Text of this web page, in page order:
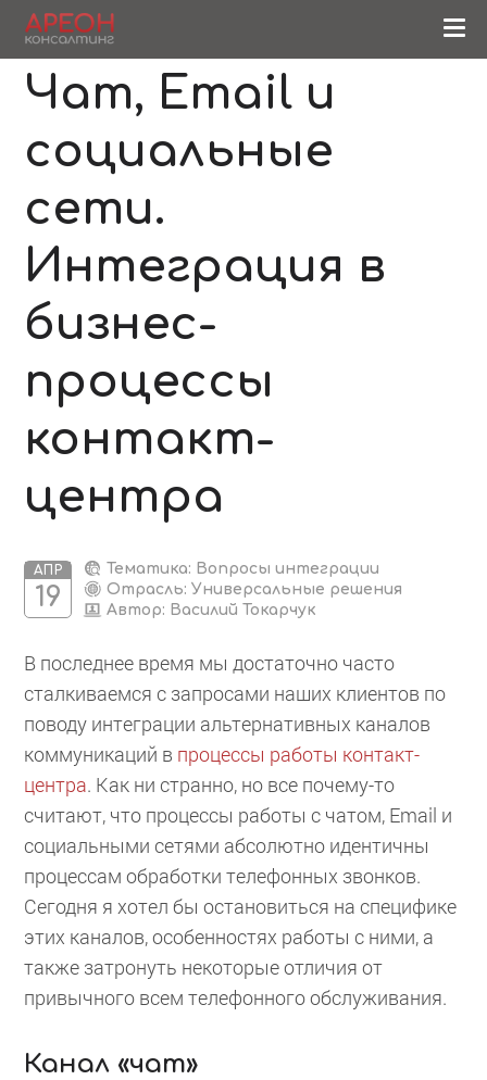
Чат, Email и
социальные
сети.
Интеграция в
бизнес-
процессы
контакт-
центра
АПР
19
Тематика: Вопросы интеграции
Отрасль: Универсальные решения
Автор: Василий Токарчук
В последнее время мы достаточно часто
сталкиваемся с запросами наших клиентов по
поводу интеграции альтернативных каналов
коммуникаций в процессы работы контакт-
центра. Как ни странно, но все почему-то
считают, что процессы работы с чатом, Email и
социальными сетями абсолютно идентичны
процессам обработки телефонных звонков.
Сегодня я хотел бы остановиться на специфике
этих каналов, особенностях работы с ними, а
также затронуть некоторые отличия от
привычного всем телефонного обслуживания.
Канал «чат»